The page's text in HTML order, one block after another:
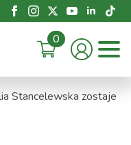
0
Stancelewska zostaje